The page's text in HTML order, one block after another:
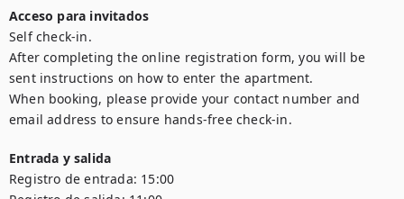
Acceso para invitados
Self check-in.
After completing the online registration form, you will be
sent instructions on how to enter the apartment.
When booking, please provide your contact number and
email address to ensure hands-free check-in.
Entrada y salida
Registro de entrada: 15:00